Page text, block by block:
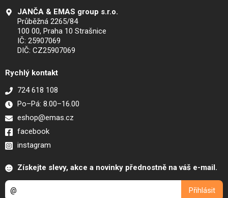
JANČA & EMAS group s.r.o.
Průběžná 2265/84
100 00, Praha 10 Strašnice
IČ: 25907069
DIČ: CZ25907069
Rychlý kontakt
724 618 108
Po–Pá: 8.00–16.00
eshop@emas.cz
facebook
instagram
Získejte slevy, akce a novinky přednostně na váš e-mail.